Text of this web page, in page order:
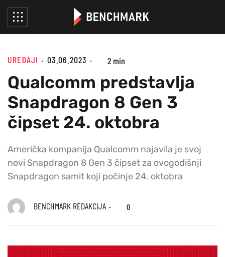
UREĐAJI 03.06.2023 2 min
Qualcomm predstavlja
Snapdragon 8 Gen 3
čipset 24. oktobra
Američka kompanija Qualcomm najavila je svoj
novi Snapdragon 8 Gen 3 čipset za ovogodišnji
Snapdragon samit koji počinje 24. oktobra
BENCHMARK REDAKCIJA 0